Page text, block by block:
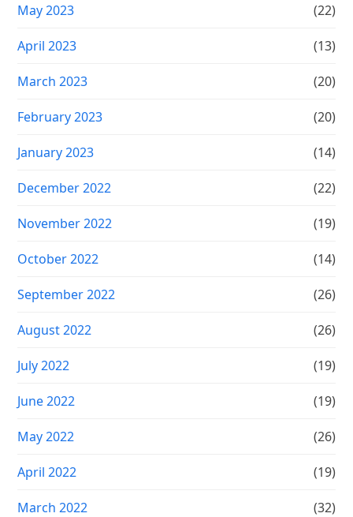
May 2023 (22)
April 2023 (13)
March 2023 (20)
February 2023 (20)
January 2023 (14)
December 2022 (22)
November 2022 (19)
October 2022 (14)
September 2022 (26)
August 2022 (26)
July 2022 (19)
June 2022 (19)
May 2022 (26)
April 2022 (19)
March 2022 (32)